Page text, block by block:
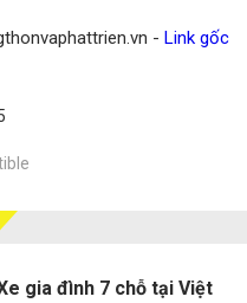
- Link gốc
gia đình 7 chỗ tại Việt